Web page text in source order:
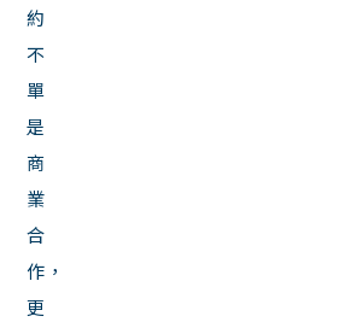
約
不
單
是
商
業
合
作，
更